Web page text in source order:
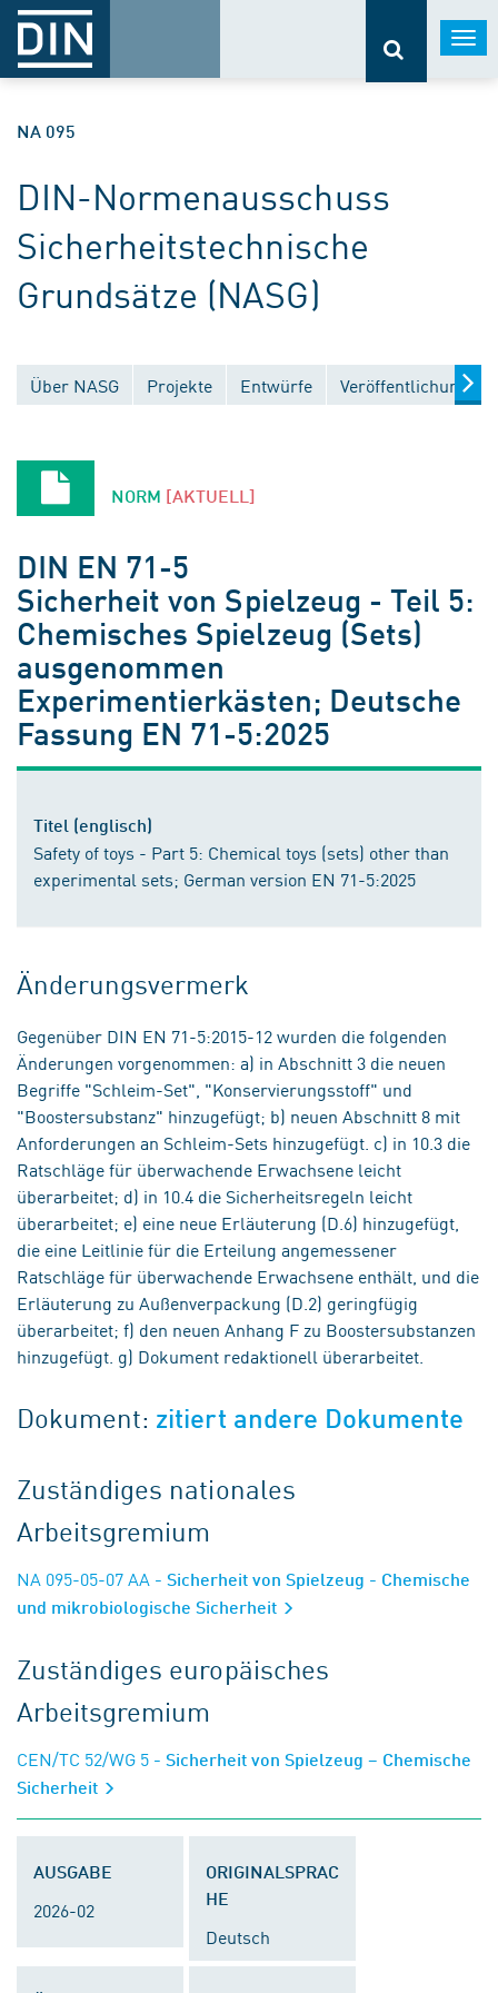
NA 095
DIN-Normenausschuss
Sicherheitstechnische
Grundsätze (NASG)
Über NASG Projekte Entwürfe Veröffentlichungen
NORM [AKTUELL]
DIN EN 71-5
Sicherheit von Spielzeug - Teil 5:
Chemisches Spielzeug (Sets)
ausgenommen
Experimentierkästen; Deutsche
Fassung EN 71-5:2025
Titel (englisch)
Safety of toys - Part 5: Chemical toys (sets) other than
experimental sets; German version EN 71-5:2025
Änderungsvermerk
Gegenüber DIN EN 71-5:2015-12 wurden die folgenden
Änderungen vorgenommen: a) in Abschnitt 3 die neuen
Begriffe "Schleim-Set", "Konservierungsstoff" und
"Boostersubstanz" hinzugefügt; b) neuen Abschnitt 8 mit
Anforderungen an Schleim-Sets hinzugefügt. c) in 10.3 die
Ratschläge für überwachende Erwachsene leicht
überarbeitet; d) in 10.4 die Sicherheitsregeln leicht
überarbeitet; e) eine neue Erläuterung (D.6) hinzugefügt,
die eine Leitlinie für die Erteilung angemessener
Ratschläge für überwachende Erwachsene enthält, und die
Erläuterung zu Außenverpackung (D.2) geringfügig
überarbeitet; f) den neuen Anhang F zu Boostersubstanzen
hinzugefügt. g) Dokument redaktionell überarbeitet.
Dokument: zitiert andere Dokumente
Zuständiges nationales
Arbeitsgremium
NA 095-05-07 AA - Sicherheit von Spielzeug - Chemische
und mikrobiologische Sicherheit
Zuständiges europäisches
Arbeitsgremium
CEN/TC 52/WG 5 - Sicherheit von Spielzeug – Chemische
Sicherheit
AUSGABE
2026-02
ORIGINALSPRAC
HE
Deutsch